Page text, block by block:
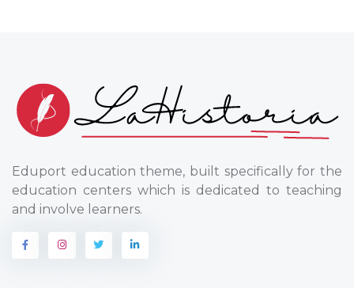
Eduport education theme, built specifically for the
education centers which is dedicated to teaching
and involve learners.